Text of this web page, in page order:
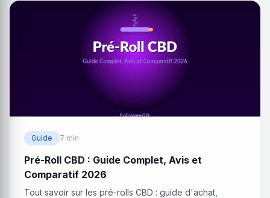
Guide 7 min
Pré-Roll CBD : Guide Complet, Avis et
Comparatif 2026
Tout savoir sur les pré-rolls CBD : guide d'achat,